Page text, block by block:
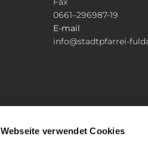
verwendet Cookies
0661–296987-19
E-mail
info@stadtpfarrei-